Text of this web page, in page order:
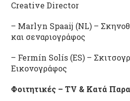
Creative Director
– Marlyn Spaaij (NL) –
και σεναριογράφος
– Fermín Solís (ES) –
Εικονογράφος
Φοιτητικές – TV & Κατά